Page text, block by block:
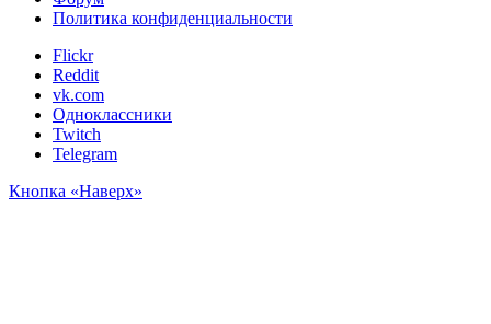
Политика конфиденциальности
Flickr
Reddit
vk.com
Одноклассники
Twitch
Telegram
Кнопка «Наверх»